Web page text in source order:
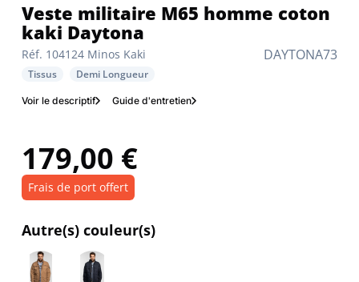
DAYTONA73
Réf. 104124 Minos Kaki
Veste militaire M65 homme coton
kaki Daytona
Tissus Demi Longueur
Voir le descriptif Guide d'entretien
179,00 €
Frais de port offert
Autre(s) couleur(s)